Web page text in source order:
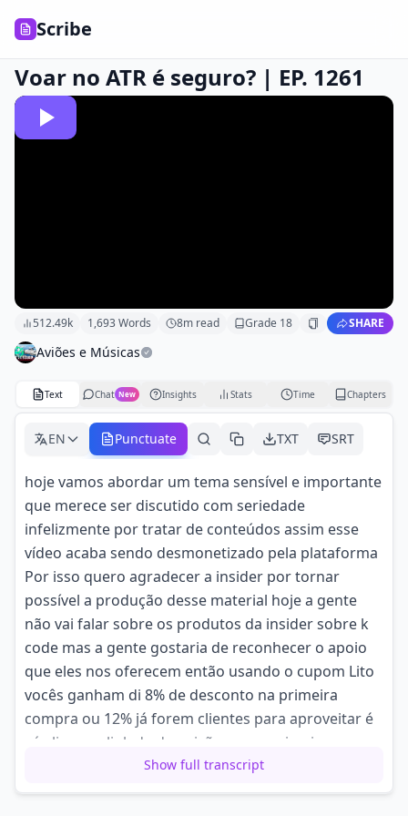
Scribe
Voar no ATR é seguro? | EP. 1261
512.49k 1,693Words 8m read Grade 18 SHARE
Aviões e Músicas
Text Chat New Insights Stats Time Chapters
EN Punctuate TXT SRT
hoje vamos abordar um tema sensível e importante
que merece ser discutido com seriedade
infelizmente por tratar de conteúdos assim esse
vídeo acaba sendo desmonetizado pela plataforma
Por isso quero agradecer a insider por tornar
possível a produção desse material hoje a gente
não vai falar sobre os produtos da insider sobre k
code mas a gente gostaria de reconhecer o apoio
que eles nos oferecem então usando o cupom Lito
vocês ganham di 8% de desconto na primeira
compra ou 12% já forem clientes para aproveitar é
só clicar no link da descrição ou no primeiro
comentário fixado então
quero agradecer a insider que não só nos ajuda a
Show full transcript